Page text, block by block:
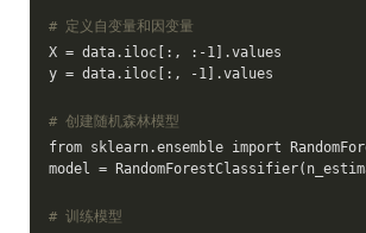
# 定义自变量和因变量
X = data.iloc[:, :-1].values
y = data.iloc[:, -1].values
# 创建随机森林模型
from sklearn.ensemble import
model =
# 训练模型